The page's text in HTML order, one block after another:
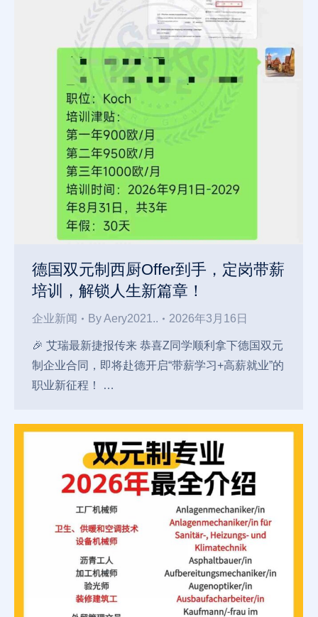
德国双元制西厨Offer到手，定岗带薪
培训，解锁人生新篇章！
企业新闻 ByAery2021.. 2026年3月16日
🎉 艾瑞最新捷报传来 恭喜Z同学顺利拿下德国双元
制企业合同，即将赴德开启“带薪学习+高薪就业”的
职业新征程！ …